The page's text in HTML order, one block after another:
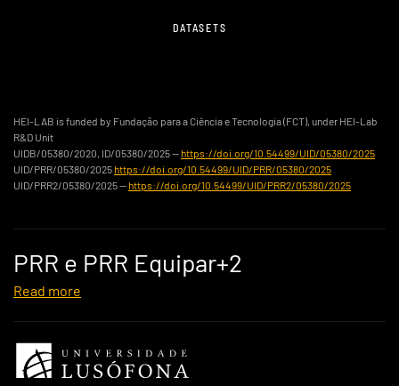
DATASETS
HEI-LAB is funded by Fundação para a Ciência e Tecnologia (FCT), under HEI-Lab
R&D Unit
UIDB/05380/2020, ID/05380/2025 — https://doi.org/10.54499/UID/05380/2025
UID/PRR/05380/2025 https://doi.org/10.54499/UID/PRR/05380/2025
UID/PRR2/05380/2025 — https://doi.org/10.54499/UID/PRR2/05380/2025
PRR e PRR Equipar+2
Read more